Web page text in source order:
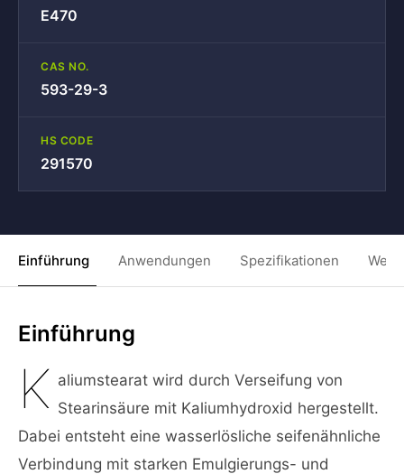
E470
CAS NO.
593-29-3
HS CODE
291570
Einführung Anwendungen Spezifikationen
Einführung
K aliumstearat wird durch Verseifung von
Stearinsäure mit Kaliumhydroxid hergestellt.
Dabei entsteht eine wasserlösliche seifenähnliche
Verbindung mit starken Emulgierungs- und